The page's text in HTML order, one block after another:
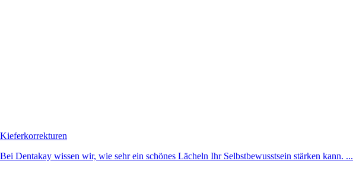
Kieferkorrekturen
Bei Dentakay wissen wir, wie sehr ein schönes Lächeln Ihr Selbstbewusstsein stärken kann. ...